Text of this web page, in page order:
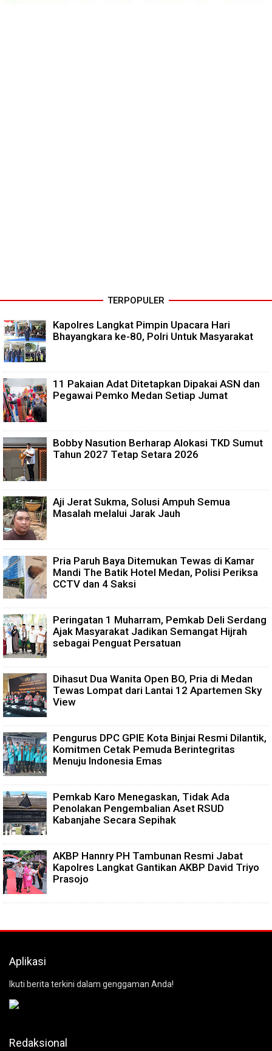
TERPOPULER
Kapolres Langkat Pimpin Upacara Hari
Bhayangkara ke-80, Polri Untuk Masyarakat
11 Pakaian Adat Ditetapkan Dipakai ASN dan
Pegawai Pemko Medan Setiap Jumat
Bobby Nasution Berharap Alokasi TKD Sumut
Tahun 2027 Tetap Setara 2026
Aji Jerat Sukma, Solusi Ampuh Semua
Masalah melalui Jarak Jauh
Pria Paruh Baya Ditemukan Tewas di Kamar
Mandi The Batik Hotel Medan, Polisi Periksa
CCTV dan 4 Saksi
Peringatan 1 Muharram, Pemkab Deli Serdang
Ajak Masyarakat Jadikan Semangat Hijrah
sebagai Penguat Persatuan
Dihasut Dua Wanita Open BO, Pria di Medan
Tewas Lompat dari Lantai 12 Apartemen Sky
View
Pengurus DPC GPIE Kota Binjai Resmi Dilantik,
Komitmen Cetak Pemuda Berintegritas
Menuju Indonesia Emas
Pemkab Karo Menegaskan, Tidak Ada
Penolakan Pengembalian Aset RSUD
Kabanjahe Secara Sepihak
AKBP Hannry PH Tambunan Resmi Jabat
Kapolres Langkat Gantikan AKBP David Triyo
Prasojo
Aplikasi
Ikuti berita terkini dalam genggaman Anda!
Redaksional